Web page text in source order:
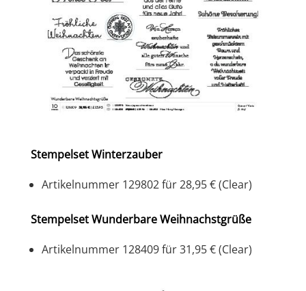
Stempelset Winterzauber
Artikelnummer 129802 für 28,95 € (Clear)
Stempelset Wunderbare Weihnachstgrüße
Artikelnummer 128409 für 31,95 € (Clear)